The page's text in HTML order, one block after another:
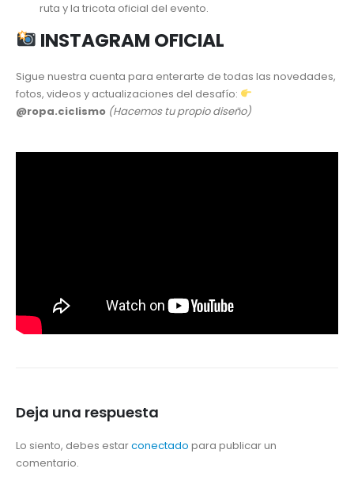
ruta y la tricota oficial del evento.
INSTAGRAM OFICIAL
Sigue nuestra cuenta para enterarte de todas las novedades,
fotos, videos y actualizaciones del desafío:
@ropa.ciclismo (Hacemos tu propio diseño)
Deja una respuesta
Lo siento, debes estarconectado para publicar un
comentario.